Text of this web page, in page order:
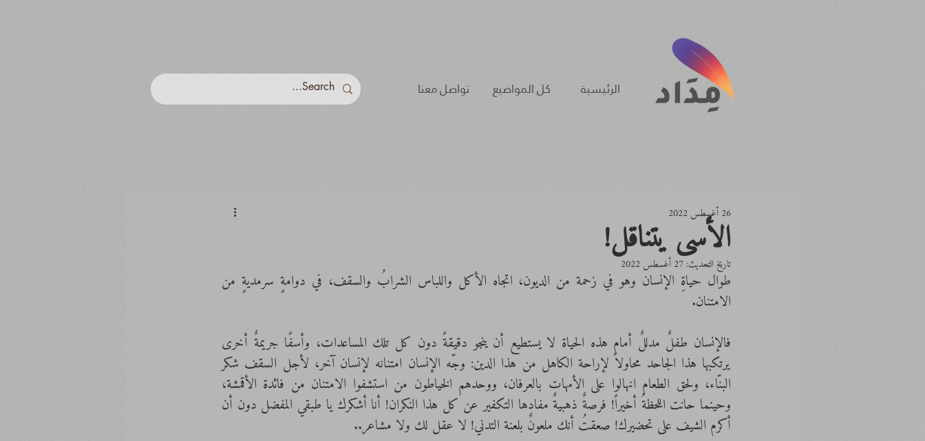
تواصل معنا كل المواضيع الرئيسية
الأسى يتناقل!
26 أغسطس 2022
تاريخ التحديث:27 أغسطس 2022
الامتنان.
يرتكبها هذا الجاحد محاولاً لإراحة الكاهل من هذا الدين: وجّه الإنسان امتنانه لإنسان آخر، لأجل السقف شكر
أكرم الشيف على تحضيرك! صعقتُ أنك ملعونٌ بلعنة التدني! لا عقل لك ولا مشاعر..